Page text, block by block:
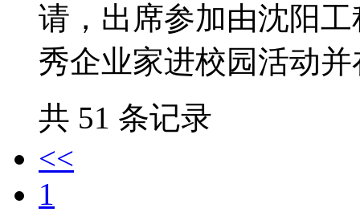
请，出席参加由沈阳
秀企业家进校园活动
共 51 条记录
<<
1